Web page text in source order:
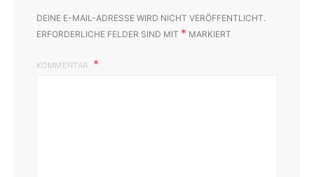
DEINE E-MAIL-ADRESSE WIRD NICHT VERÖFFENTLICHT.
ERFORDERLICHE FELDER SIND MIT * MARKIERT
KOMMENTAR